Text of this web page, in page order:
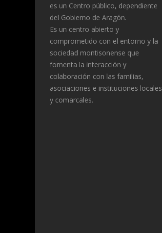
es un Centro público, dependiente
del Gobierno de Aragón.
Es un centro abierto y
comprometido con el entorno y la
sociedad montisonense que
fomenta la interacción y
colaboración con las familias,
asociaciones e instituciones locales
y comarcales.